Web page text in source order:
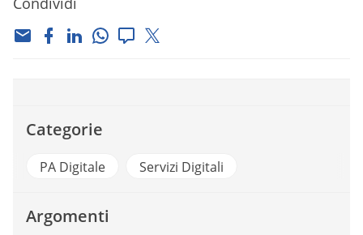
Categorie
PA Digitale Servizi Digitali
Argomenti